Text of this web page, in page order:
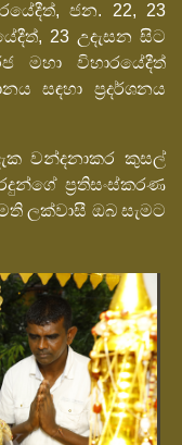
ජන. 22, 23
23 උදැසන සිට
මහා විහාරයේදීත්
සඳහා ප්‍රදර්ශනය
වන්දනාකර කුසල්
ප්‍රතිසංස්කරණ
ලක්වාසී ඔබ සැමට